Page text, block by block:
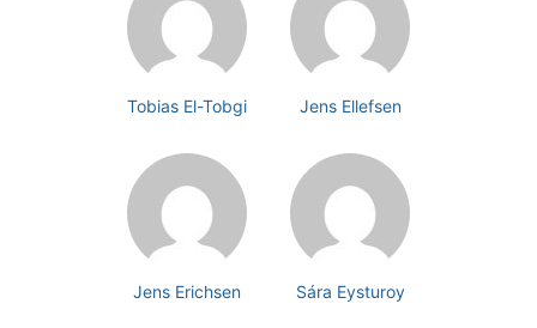
Tobias El-Tobgi Jens Ellefsen
Jens Erichsen Sára Eysturoy